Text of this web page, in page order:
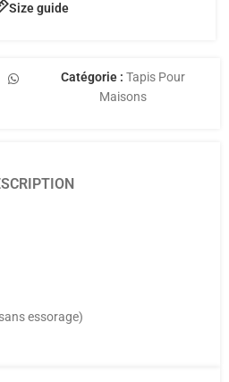
Size guide
Catégorie : Tapis Pour
Maisons
essorage)